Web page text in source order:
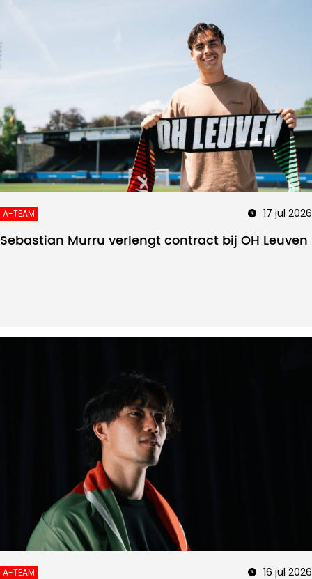
A-TEAM 17 jul 2026
Sebastian Murru verlengt contract bij OH Leuven
A-TEAM 16 jul 2026